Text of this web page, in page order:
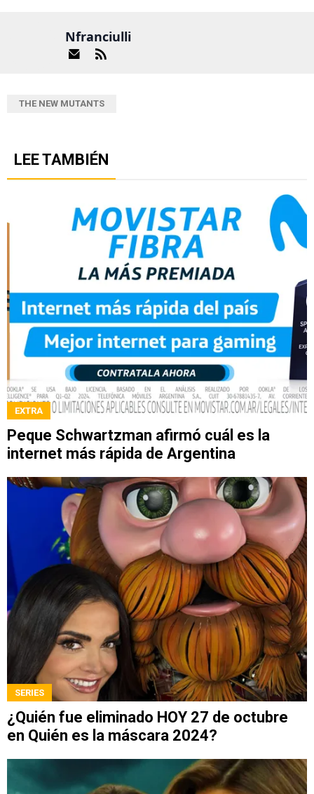
Nfranciulli
THE NEW MUTANTS
LEE TAMBIÉN
EXTRA
Peque Schwartzman afirmó cuál es la
internet más rápida de Argentina
SERIES
¿Quién fue eliminado HOY 27 de octubre
en Quién es la máscara 2024?